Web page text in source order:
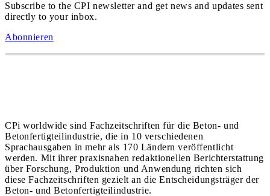
Subscribe to the CPI newsletter and get news and updates sent
directly to your inbox.
Abonnieren
CPi worldwide sind Fachzeitschriften für die Beton- und
Betonfertigteilindustrie, die in 10 verschiedenen
Sprachausgaben in mehr als 170 Ländern veröffentlicht
werden. Mit ihrer praxisnahen redaktionellen Berichterstattung
über Forschung, Produktion und Anwendung richten sich
diese Fachzeitschriften gezielt an die Entscheidungsträger der
Beton- und Betonfertigteilindustrie.